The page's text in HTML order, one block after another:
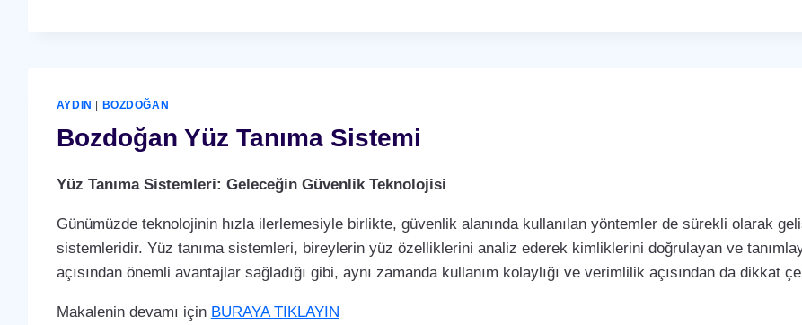
AYDIN | BOZDOĞAN
Bozdoğan Yüz Tanıma Sistemi
Yüz Tanıma Sistemleri: Geleceğin Güvenlik Teknolojisi
Günümüzde teknolojinin hızla ilerlemesiyle birlikte, güvenlik alanında kullanılan yöntemler de sürekli olarak
sistemleridir. Yüz tanıma sistemleri, bireylerin yüz özelliklerini analiz ederek kimliklerini doğrulayan ve
açısından önemli avantajlar sağladığı gibi, aynı zamanda kullanım kolaylığı ve verimlilik açısından da dikkat
Makalenin devamı için BURAYA TIKLAYIN